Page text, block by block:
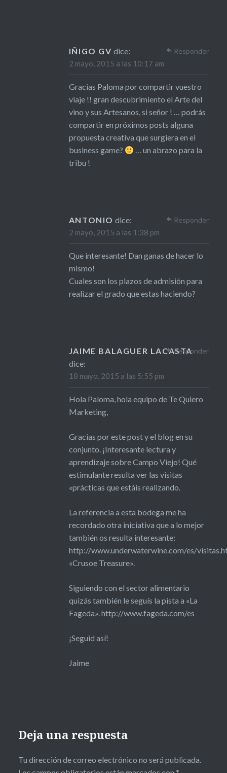
IÑIGO GV dice:
2 mayo, 2015 a las 10:17 am
Gracias Paloma por compartir vuestro
viaje !! gran descubrimiento el Arte del
vino y sus Artesanos, si señor ! … podrás
compartir en próximos posts alguna
propuesta creativa que surgiera en el
business game?
… un abrazo para la
tribu !
Responder
ANTONIO dice:
2 mayo, 2015 a las 1:38 pm
Que interesante! Dan ganas de hacer lo
mismo!
Cuales son los plazos de admisión para
realizar el grado que estas haciendo?
Responder
JAIME BALAGUER LACASTA
dice:
18 mayo, 2015 a las 5:55 pm
Hola Paloma, hola equipo de Te Quiero
Marketing,
Gracias por este post y el blog en su
conjunto. ¡Interesante lectura y
aprendizaje sobre Campo Viejo! Qué
estimulante resulta ver las visitas
«prácticas que estáis realizando.
La referencia a esta bodega me ha
recordado otra iniciativa que a lo mejor
también os resulta interesante:
http://www.underwaterwine.com/es/
«Crusoe Treasure».
Siguiendo con el sector alimentario
quizás también le seguís la pista a «La
Fageda».http://www.fageda.com/es
¡Seguid así!
Jaime
Responder
Deja una respuesta
Tu dirección de correo electrónico no será publicada.